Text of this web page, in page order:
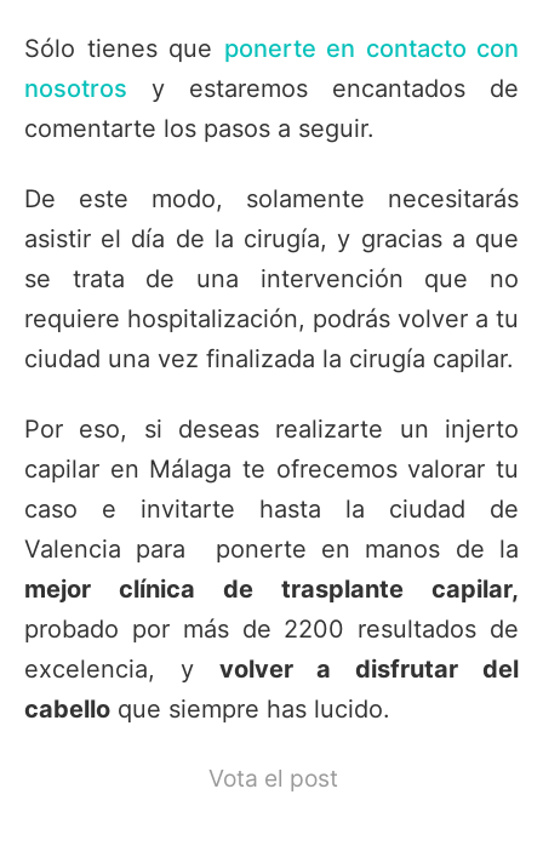
Sólo tienes que ponerte en contacto con
nosotros y estaremos encantados de
comentarte los pasos a seguir.
De este modo, solamente necesitarás
asistir el día de la cirugía, y gracias a que
se trata de una intervención que no
requiere hospitalización, podrás volver a tu
ciudad una vez finalizada la cirugía capilar.
Por eso, si deseas realizarte un injerto
capilar en Málaga te ofrecemos valorar tu
caso e invitarte hasta la ciudad de
Valencia para ponerte en manos de la
mejor clínica de trasplante capilar,
probado por más de 2200 resultados de
excelencia, y volver a disfrutar del
cabello que siempre has lucido.
Vota el post